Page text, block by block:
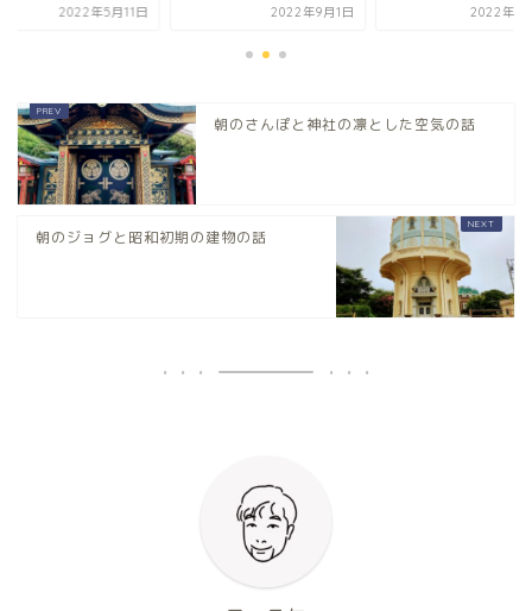
2022年5月11日 2022年9月1日 2022年11
朝のさんぽと神社の凛とした空気の話
朝のジョグと昭和初期の建物の話